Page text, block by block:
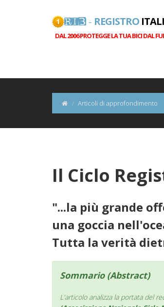
RIB - REGISTRO
DAL 2006 PROTEGGE LA TUA BICI DAL
Articoli di approfondimento
Il Ciclo
"...la più grande
una goccia
Tutta la verità
Sommario (Abstract)
L'articolo analizza la portata del